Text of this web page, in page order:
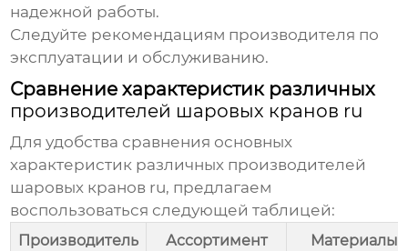
надежной работы.
Следуйте рекомендациям производителя по
эксплуатации и обслуживанию.
Сравнение характеристик различных
производителей шаровых кранов ru
Для удобства сравнения основных
характеристик различных производителей
шаровых кранов ru, предлагаем
воспользоваться следующей таблицей:
Производитель Ассортимент Материалы